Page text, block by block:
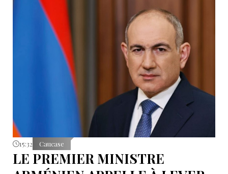
15:32 Caucase
LE PREMIER MINISTRE